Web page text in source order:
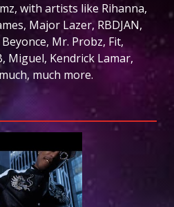
with artists like Rihanna,
Major Lazer, RBDJAN,
Mr. Probz, Fit,
Miguel, Kendrick Lamar,
much more.